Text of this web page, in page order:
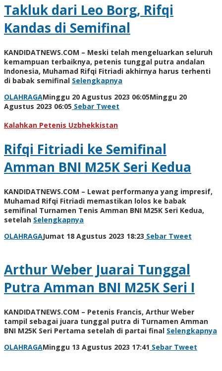
Takluk dari Leo Borg, Rifqi
Kandas di Semifinal
KANDIDATNEWS.COM – Meski telah mengeluarkan seluruh
kemampuan terbaiknya, petenis tunggal putra andalan
Indonesia, Muhamad Rifqi Fitriadi akhirnya harus terhenti
di babak semifinal Selengkapnya
OLAHRAGAMinggu 20 Agustus 2023 06:05Minggu 20
Agustus 2023 06:05 oleh
Jackson
Sebar Tweet
Kalahkan Petenis Uzbhekkistan
Rifqi Fitriadi ke Semifinal
Amman BNI M25K Seri Kedua
KANDIDATNEWS.COM – Lewat performanya yang impresif,
Muhamad Rifqi Fitriadi memastikan lolos ke babak
semifinal Turnamen Tenis Amman BNI M25K Seri Kedua,
setelah Selengkapnya
OLAHRAGAJumat 18 Agustus 2023 18:23 oleh
Sebar Tweet
Arthur Weber Juarai Tunggal
Putra Amman BNI M25K Seri I
KANDIDATNEWS.COM – Petenis Francis, Arthur Weber
tampil sebagai juara tunggal putra di Turnamen Amman
BNI M25K Seri Pertama setelah di partai final Selengkapnya
OLAHRAGAMinggu 13 Agustus 2023 17:41 oleh
Sebar Tweet